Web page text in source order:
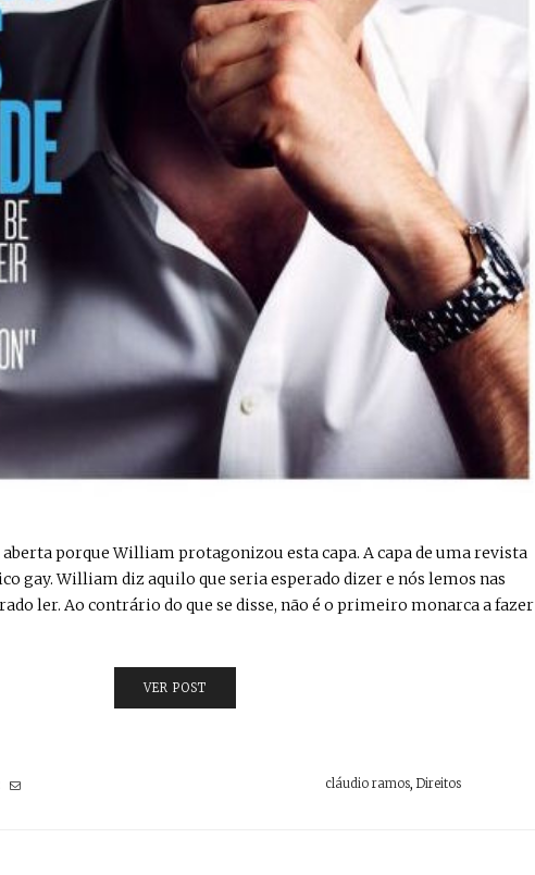
aberta porque William protagonizou esta capa. A capa de uma revista
gay. William diz aquilo que seria esperado dizer e nós lemos nas
ler. Ao contrário do que se disse, não é o primeiro monarca a fazer
VER POST
cláudio ramos,Direitos